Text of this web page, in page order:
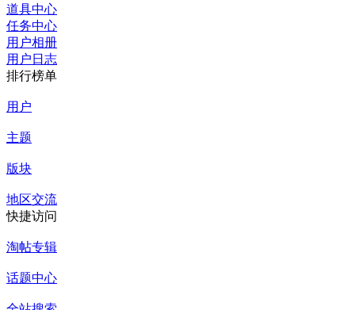
道具中心
任务中心
用户相册
用户日志
排行榜单
用户
主题
版块
地区交流
快捷访问
淘帖专辑
话题中心